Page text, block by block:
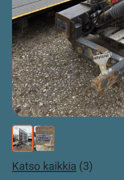
Katso kaikkia (3)